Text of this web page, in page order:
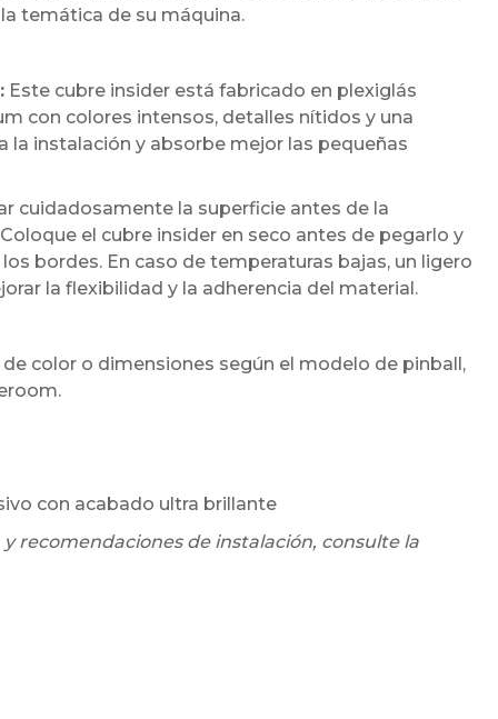
temática de su máquina.
Este cubre insider está fabricado en plexiglás
con colores intensos, detalles nítidos y una
la instalación y absorbe mejor las pequeñas
cuidadosamente la superficie antes de la
el cubre insider en seco antes de pegarlo y
bordes. En caso de temperaturas bajas, un ligero
la flexibilidad y la adherencia del material.
color o dimensiones según el modelo de pinball,
con acabado ultra brillante
recomendaciones de instalación, consulte la